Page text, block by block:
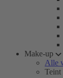
Make-up
Alle
Teint